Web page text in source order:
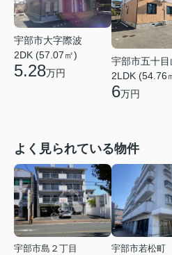
宇部市大字際波
2DK (57.07㎡)
5.28万円
宇部市五十目
2LDK (54.76
6万円
よく見られている物件
宇部市島２丁目
宇部市若松町